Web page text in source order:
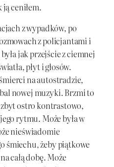
ją ceniłem.
z wypadków, po
z policjantami i
jak przejście z ciemnej
płyt i głosów.
na autostradzie,
nowej muzyki. Brzmi to
ostro kontrastowo,
rytmu. Może była w
nieświadomie
śmiechu, żeby piątkowe
całą dobę. Może